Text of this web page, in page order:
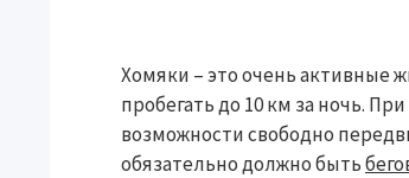
Хомяки – это очень активные
пробегать до 10 км за ночь.
возможности свободно
обязательно должно быть